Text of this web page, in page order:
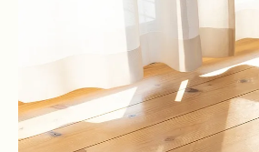
愛知県高浜市流の片付け
片付けが続く環境づくり
片付け初心者にも優しい実践
初心者でも始めやすいお
おうちの片付けステップ